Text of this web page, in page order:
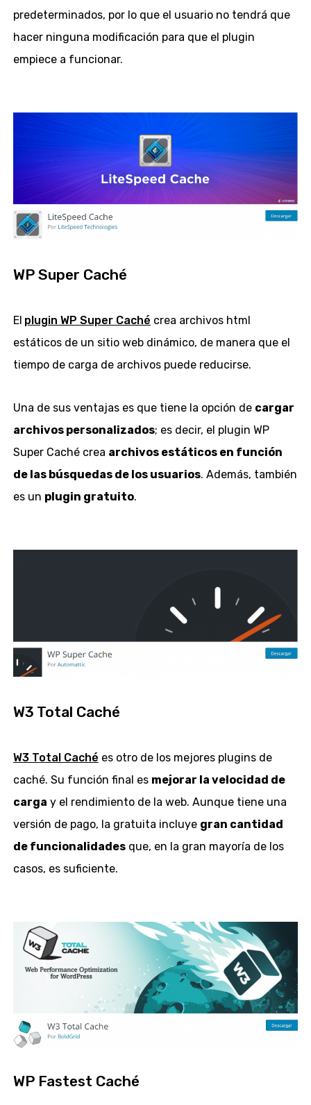
predeterminados, por lo que el usuario no tendrá que
hacer ninguna modificación para que el plugin
empiece a funcionar.
WP Super Caché
El plugin WP Super Caché crea archivos html
estáticos de un sitio web dinámico, de manera que el
tiempo de carga de archivos puede reducirse.
Una de sus ventajas es que tiene la opción de cargar
archivos personalizados; es decir, el plugin WP
Super Caché crea archivos estáticos en función
de las búsquedas de los usuarios. Además, también
es un plugin gratuito.
W3 Total Caché
W3 Total Caché es otro de los mejores plugins de
caché. Su función final es mejorar la velocidad de
carga y el rendimiento de la web. Aunque tiene una
versión de pago, la gratuita incluye gran cantidad
de funcionalidadesque, en la gran mayoría de los
casos, es suficiente.
WP Fastest Caché